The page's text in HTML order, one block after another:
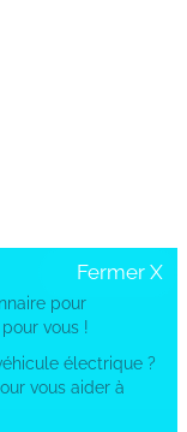
Fermer X
pour
vous !
électrique ?
vous aider à